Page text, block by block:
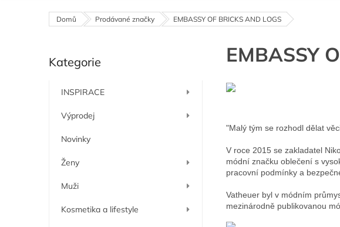
Domů Prodávané značky EMBASSY OF BRICKS AND LOGS
o
Přeskočit
kategorie
Kategorie
INSPIRACE
Výprodej
Novinky
Ženy
Muži
Kosmetika a lifestyle
EMBASSY
"Malý tým se rozhodl dělat
V roce 2015 se zakladatel
módní značku oblečení s
pracovní podmínky a
Vatheuer byl v módním
mezinárodně publikovanou